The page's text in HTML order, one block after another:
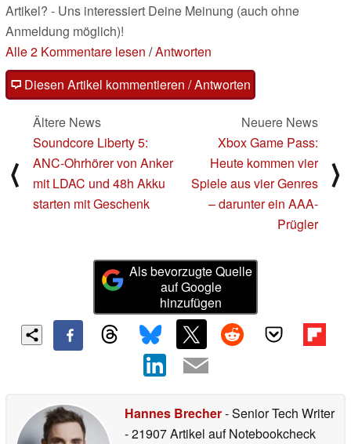
Artikel? - Uns interessiert Deine Meinung (auch ohne
Anmeldung möglich)!
Alle 2 Kommentare lesen /Antworten
Diesen Artikel kommentieren / Antworten
⟨
Ältere News
Soundcore Liberty 5:
ANC-Ohrhörer von Anker
mit LDAC und 48h Akku
starten mit Geschenk
Neuere News
Xbox Game Pass:
Heute kommen vier
Spiele aus vier Genres
– darunter ein AAA-
Prügler
⟩
Als bevorzugte Quelle
auf Google
hinzufügen
Hannes Brecher- Senior Tech Writer
- 21907 Artikel auf Notebookcheck